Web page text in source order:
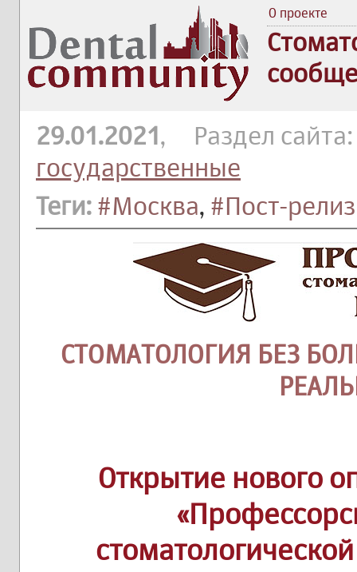
О проекте
29.01.2021, Раздел
государственные
Теги: #Москва, #Пост-
СТОМАТОЛОГИЯ БЕЗ
Открытие нового